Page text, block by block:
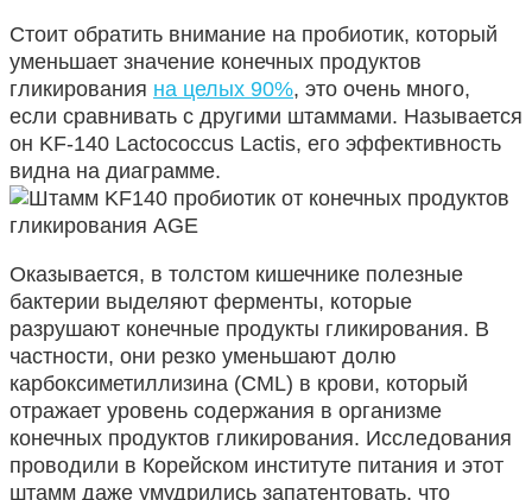
Стоит обратить внимание на пробиотик, который
уменьшает значение конечных продуктов
гликирования на целых 90%, это очень много,
если сравнивать с другими штаммами. Называется
он KF-140 Lactococcus Lactis, его эффективность
видна на диаграмме.
Оказывается, в толстом кишечнике полезные
бактерии выделяют ферменты, которые
разрушают конечные продукты гликирования. В
частности, они резко уменьшают долю
карбоксиметиллизина (CML) в крови, который
отражает уровень содержания в организме
конечных продуктов гликирования. Исследования
проводили в Корейском институте питания и этот
штамм даже умудрились запатентовать, что